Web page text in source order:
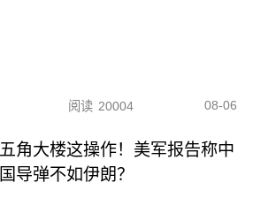
阅读 20004 08-06
五角大楼这操作！美军报告称中
国导弹不如伊朗？